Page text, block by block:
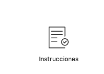
Instrucciones